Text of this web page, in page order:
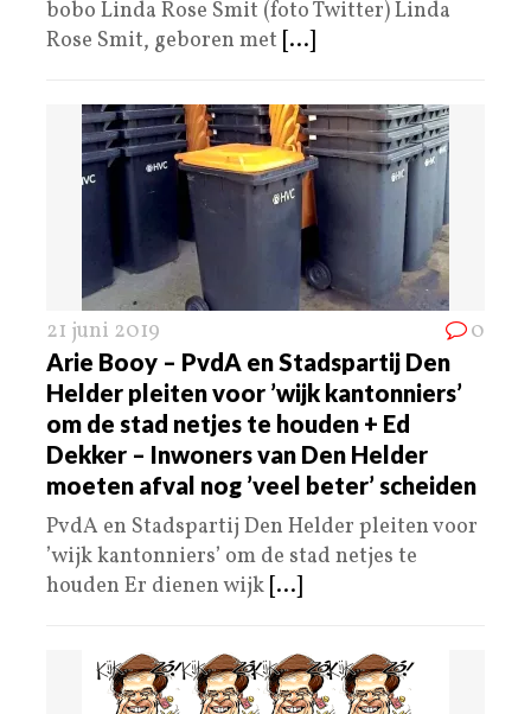
bobo Linda Rose Smit (foto Twitter) Linda
Rose Smit, geboren met [...]
21 juni 2019 0
Arie Booy – PvdA en Stadspartij Den
Helder pleiten voor ’wijk kantonniers’
om de stad netjes te houden + Ed
Dekker – Inwoners van Den Helder
moeten afval nog ’veel beter’ scheiden
PvdA en Stadspartij Den Helder pleiten voor
’wijk kantonniers’ om de stad netjes te
houden Er dienen wijk [...]